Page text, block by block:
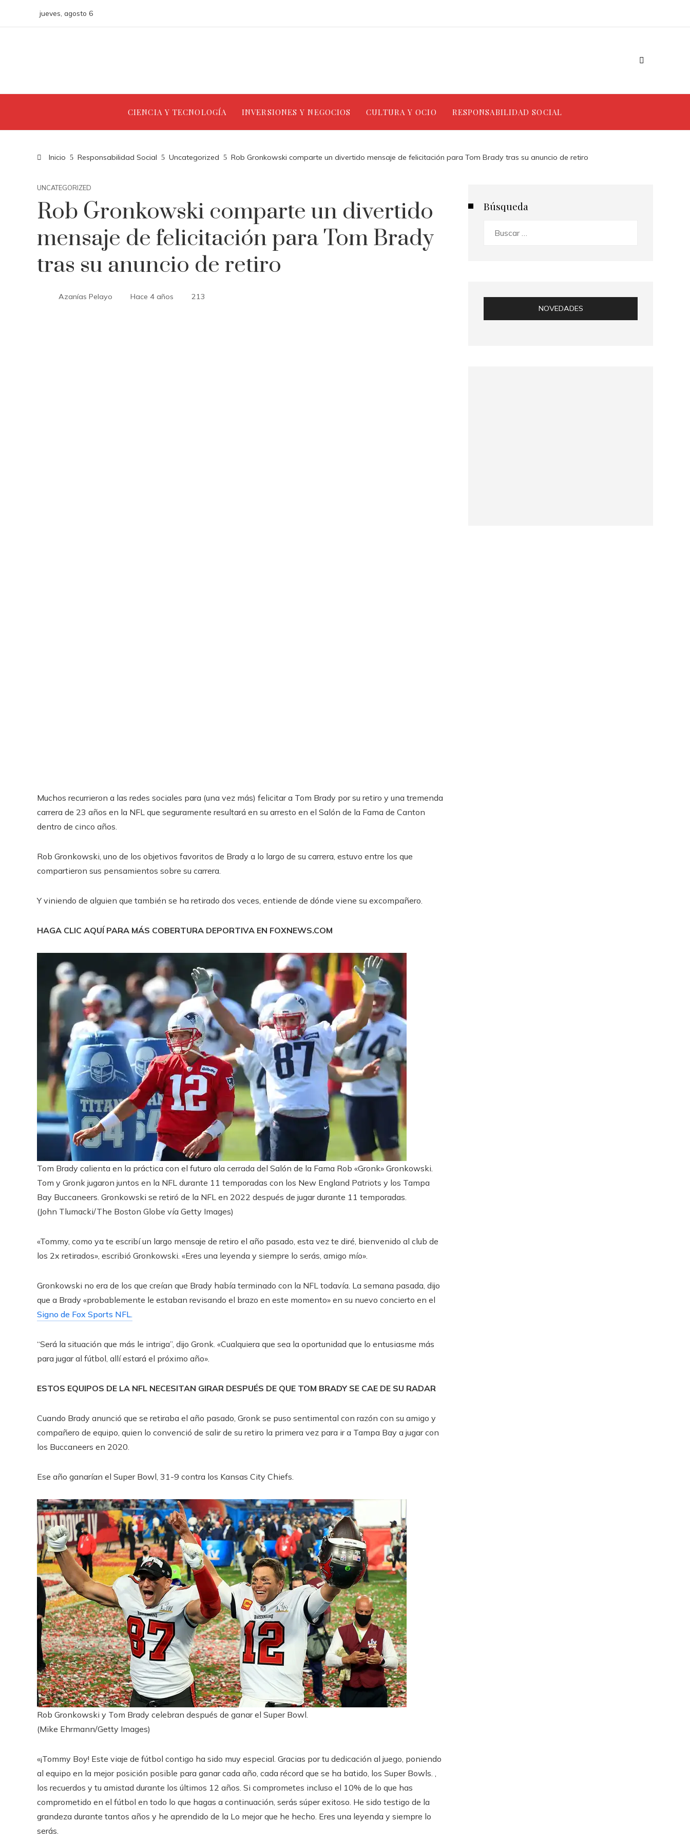
jueves, agosto 6
CIENCIA Y TECNOLOGÍA INVERSIONES Y NEGOCIOS CULTURA Y OCIO RESPONSABILIDAD SOCIAL
Inicio Responsabilidad Social Uncategorized Rob Gronkowski comparte un divertido mensaje de felicitación para Tom Brady tras su anuncio de retiro
UNCATEGORIZED
Rob Gronkowski comparte un divertido
mensaje de felicitación para Tom Brady
tras su anuncio de retiro
Azanías Pelayo Hace 4 años 213
Muchos recurrieron a las redes sociales para (una vez más) felicitar a Tom Brady por su retiro y una tremenda
carrera de 23 años en la NFL que seguramente resultará en su arresto en el Salón de la Fama de Canton
dentro de cinco años.
Rob Gronkowski, uno de los objetivos favoritos de Brady a lo largo de su carrera, estuvo entre los que
compartieron sus pensamientos sobre su carrera.
Y viniendo de alguien que también se ha retirado dos veces, entiende de dónde viene su excompañero.
HAGA CLIC AQUÍ PARA MÁS COBERTURA DEPORTIVA EN FOXNEWS.COM
Tom Brady calienta en la práctica con el futuro ala cerrada del Salón de la Fama Rob «Gronk» Gronkowski.
Tom y Gronk jugaron juntos en la NFL durante 11 temporadas con los New England Patriots y los Tampa
Bay Buccaneers. Gronkowski se retiró de la NFL en 2022 después de jugar durante 11 temporadas.
(John Tlumacki/The Boston Globe vía Getty Images)
«Tommy, como ya te escribí un largo mensaje de retiro el año pasado, esta vez te diré, bienvenido al club de
los 2x retirados», escribió Gronkowski. «Eres una leyenda y siempre lo serás, amigo mío».
Gronkowski no era de los que creían que Brady había terminado con la NFL todavía. La semana pasada, dijo
que a Brady «probablemente le estaban revisando el brazo en este momento» en su nuevo concierto en el
Signo de Fox Sports NFL.
“Será la situación que más le intriga”, dijo Gronk. «Cualquiera que sea la oportunidad que lo entusiasme más
para jugar al fútbol, ​​allí estará el próximo año».
ESTOS EQUIPOS DE LA NFL NECESITAN GIRAR DESPUÉS DE QUE TOM BRADY SE CAE DE SU RADAR
Cuando Brady anunció que se retiraba el año pasado, Gronk se puso sentimental con razón con su amigo y
compañero de equipo, quien lo convenció de salir de su retiro la primera vez para ir a Tampa Bay a jugar con
los Buccaneers en 2020.
Ese año ganarían el Super Bowl, 31-9 contra los Kansas City Chiefs.
Rob Gronkowski y Tom Brady celebran después de ganar el Super Bowl.
(Mike Ehrmann/Getty Images)
«¡Tommy Boy! Este viaje de fútbol contigo ha sido muy especial. Gracias por tu dedicación al juego, poniendo
al equipo en la mejor posición posible para ganar cada año, cada récord que se ha batido, los Super Bowls. ,
los recuerdos y tu amistad durante los últimos 12 años. Si comprometes incluso el 10% de lo que has
comprometido en el fútbol en todo lo que hagas a continuación, serás súper exitoso. He sido testigo de la
grandeza durante tantos años y he aprendido de la Lo mejor que he hecho. Eres una leyenda y siempre lo
serás.
Búsqueda
NOVEDADES